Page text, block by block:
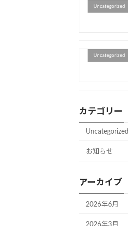
Uncategorized
Uncategorized
カテゴリー
Uncategorized
お知らせ
アーカイブ
2026年6月